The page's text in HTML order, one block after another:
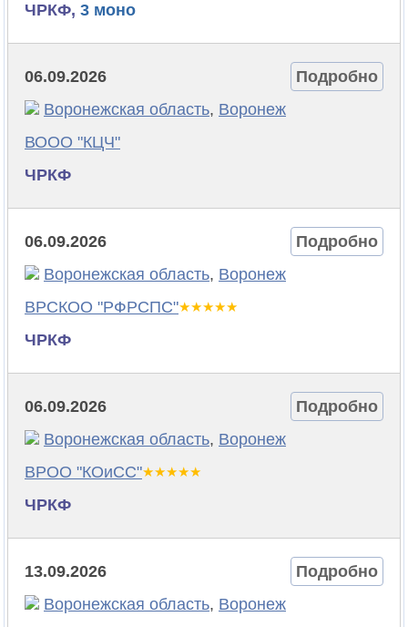
ЧРКФ, 3 моно
06.09.2026
Подробно
Воронежская область, Воронеж
ВООО "КЦЧ"
ЧРКФ
06.09.2026
Подробно
Воронежская область, Воронеж
ВРСКОО "РФРСПС"
ЧРКФ
06.09.2026
Подробно
Воронежская область, Воронеж
ВРОО "КОиСС"
ЧРКФ
13.09.2026
Подробно
Воронежская область, Воронеж